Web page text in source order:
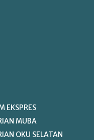
EKSPRES
MUBA
OKU SELATAN